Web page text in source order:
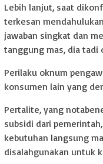
Lebih lanjut, saat
terkesan
jawaban singkat dan
tanggung mas, dia tadi
Perilaku oknum
konsumen lain yang
Pertalite, yang
subsidi dari
kebutuhan langsung
disalahgunakan untuk